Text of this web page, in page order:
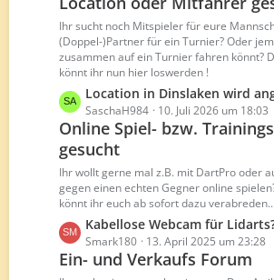
r
ä
g
e
t
e
B
e
i
t
r
ä
g
e
Ihr sucht noch Mitspieler für eure
(Doppel-)Partner für ein Turnier? Oder
zusammen auf ein Turnier fahren könnt?
könnt ihr nun hier loswerden !
L
e
t
z
t
e
B
e
i
t
r
Location in Dinslaken wird
SaschaH984 10. Juli 2026 um 18:03
Online Spiel- bzw.
gesucht
Ihr wollt gerne mal z.B. mit DartPro oder
gegen einen echten Gegner online
könnt ihr euch ab sofort dazu verabreden...
L
e
t
Kabellose Webcam für
Smark180 13. April 2025 um 23:28
Ein- und Verkaufs Forum